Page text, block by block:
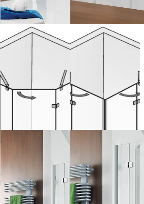
Vijfhoekdouche,
3-delig
Hoekinstap,
ab 1.702,00 €